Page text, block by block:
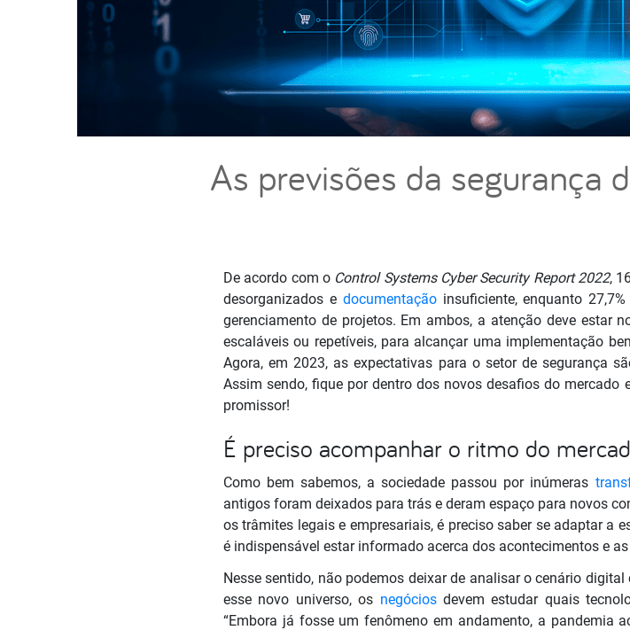
As previsões da segurança
De acordo com o Control Systems Cyber Security Report 2022,
desorganizados e documentaçãoinsuficiente, enquanto
gerenciamento de projetos. Em ambos, a atenção deve estar
escaláveis ou repetíveis, para alcançar uma implementação
Agora, em 2023, as expectativas para o setor de segurança
Assim sendo, fique por dentro dos novos desafios do mercado
promissor!
É preciso acompanhar o ritmo do
Como bem sabemos, a sociedade passou por inúmeras
antigos foram deixados para trás e deram espaço para novos
os trâmites legais e empresariais, é preciso saber se adaptar a
é indispensável estar informado acerca dos acontecimentos e
Nesse sentido, não podemos deixar de analisar o cenário
esse novo universo, os negóciosdevem estudar quais
“Embora já fosse um fenômeno em andamento, a pandemia